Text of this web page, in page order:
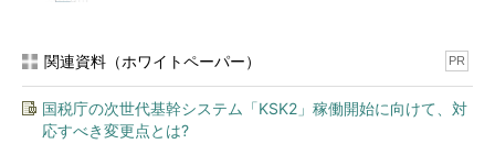
関連資料（ホワイトペーパー） PR
国税庁の次世代基幹システム「KSK2」稼働開始に向けて、対
応すべき変更点とは?